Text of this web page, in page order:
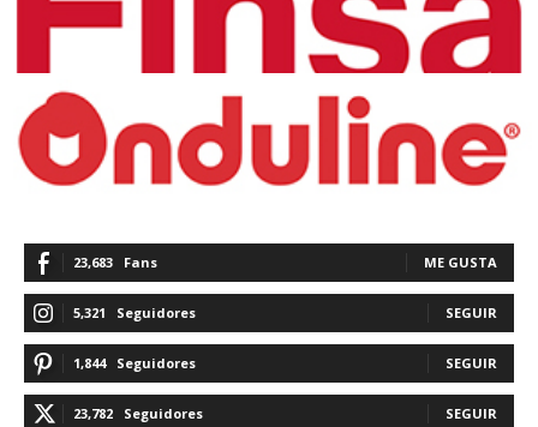
23,683 Fans ME GUSTA
5,321 Seguidores SEGUIR
1,844 Seguidores SEGUIR
23,782 Seguidores SEGUIR